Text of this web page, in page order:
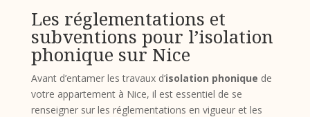
Les réglementations et
subventions pour l’isolation
phonique sur Nice
Avant d’entamer les travaux d’isolation phonique de
votre appartement à Nice, il est essentiel de se
renseigner sur les réglementations en vigueur et les